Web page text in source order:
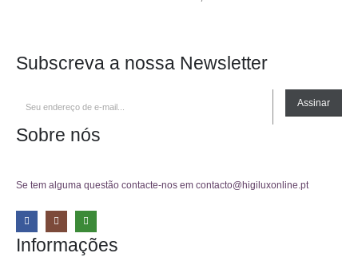
Subscreva a nossa Newsletter
Assinar
Sobre nós
Se tem alguma questão contacte-nos em contacto@higiluxonline.pt
Informações